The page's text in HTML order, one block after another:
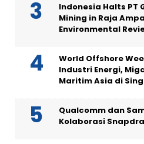
Indonesia Halts PT
Mining in Raja
Environmental
World Offshore
Industri Energi,
Maritim Asia di
Qualcomm dan
Kolaborasi